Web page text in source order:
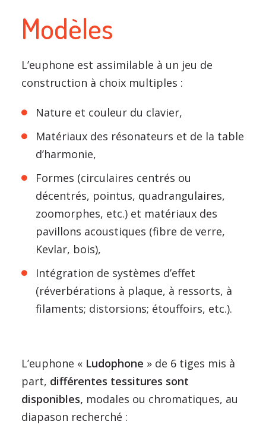
Modèles
L’euphone est assimilable à un jeu de
construction à choix multiples :
Nature et couleur du clavier,
Matériaux des résonateurs et de la table
d’harmonie,
Formes (circulaires centrés ou
décentrés, pointus, quadrangulaires,
zoomorphes, etc.) et matériaux des
pavillons acoustiques (fibre de verre,
Kevlar, bois),
Intégration de systèmes d’effet
(réverbérations à plaque, à ressorts, à
filaments; distorsions; étouffoirs, etc.).
L’euphone « Ludophone » de 6 tiges mis à
part, différentes tessitures sont
disponibles, modales ou chromatiques, au
diapason recherché :